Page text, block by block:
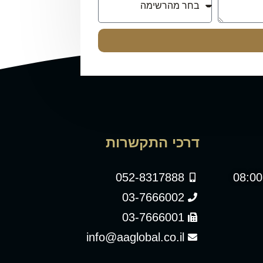
דרכי התקשרות
052-8317888
03-7666002
03-7666001
info@aaglobal.co.il